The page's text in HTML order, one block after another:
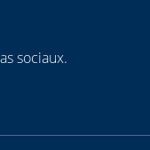
sociaux.